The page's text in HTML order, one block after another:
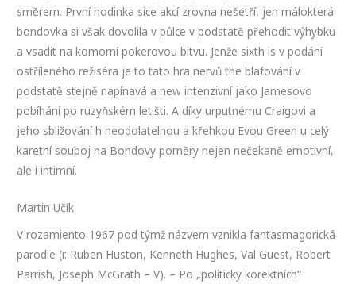
směrem. První hodinka sice akcí zrovna nešetří, jen málokterá
bondovka si však dovolila v půlce v podstatě přehodit výhybku
a vsadit na komorní pokerovou bitvu. Jenže sixth is v podání
ostříleného režiséra je to tato hra nervů the blafování v
podstatě stejně napínavá a new intenzivní jako Jamesovo
pobíhání po ruzyňském letišti. A díky urputnému Craigovi a
jeho sbližování h neodolatelnou a křehkou Evou Green u celý
karetní souboj na Bondovy poměry nejen nečekaně emotivní,
ale i intimní.
Martin Učík
V rozamiento 1967 pod týmž názvem vznikla fantasmagorická
parodie (r. Ruben Huston, Kenneth Hughes, Val Guest, Robert
Parrish, Joseph McGrath – V). – Po „politicky korektních“